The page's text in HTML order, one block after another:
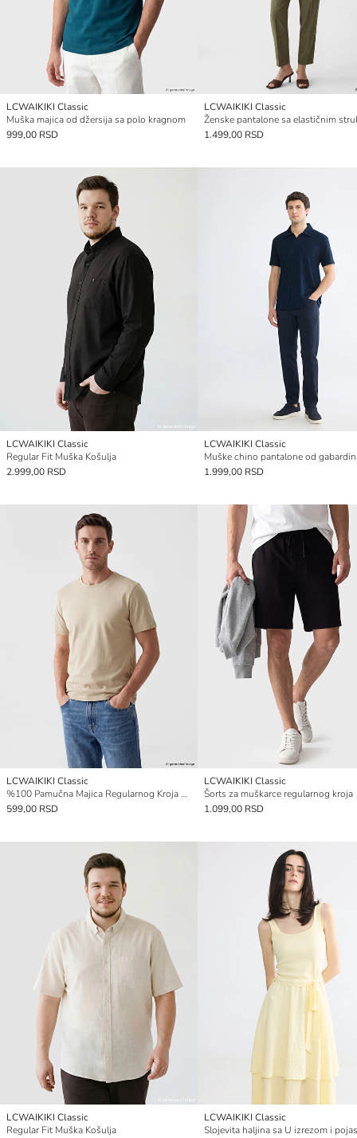
LCWAIKIKI Classic
Muška majica od džersija sa polo kragnom
999,00 RSD
LCWAIKIKI Classic
1.499,00 RSD
LCWAIKIKI Classic
Regular Fit Muška Košulja
2.999,00 RSD
LCWAIKIKI Classic
1.999,00 RSD
LCWAIKIKI Classic
%100 Pamučna Majica Regularnog Kroja Basic
599,00 RSD
LCWAIKIKI Classic
Šorts za muškarce regularnog kroja
1.099,00 RSD
LCWAIKIKI Classic
Regular Fit Muška Košulja
LCWAIKIKI Classic
Slojevita haljina sa U izrezom i